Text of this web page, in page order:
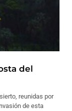
del
reunidas por
de esta